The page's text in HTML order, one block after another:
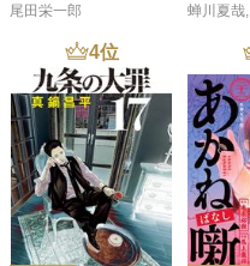
尾田栄一郎
蝉川夏哉,
4位